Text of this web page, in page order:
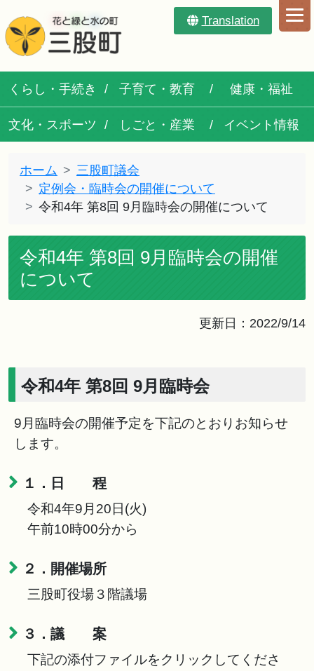
Translation
くらし・手続き 子育て・教育 健康・福祉
文化・スポーツ しごと・産業 イベント情報
ホーム
三股町議会
定例会・臨時会の開催について
令和4年 第8回 9月臨時会の開催について
令和4年 第8回 9月臨時会の開催
について
更新日：2022/9/14
令和4年 第8回 9月臨時会
9月臨時会の開催予定を下記のとおりお知らせ
します。
１．日 程
令和4年9月20日(火)
午前10時00分から
２．開催場所
三股町役場３階議場
３．議 案
下記の添付ファイルをクリックしてくださ